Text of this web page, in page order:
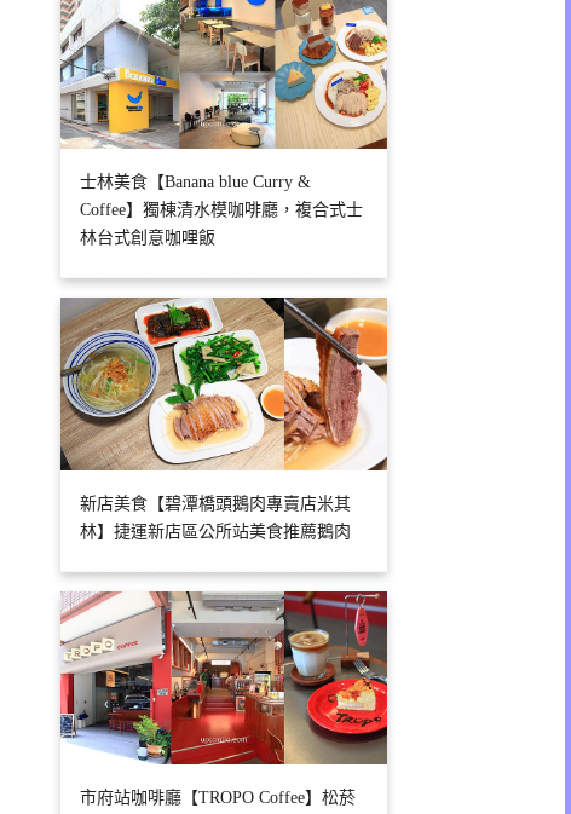
士林美食【Banana blue Curry &
Coffee】獨棟清水模咖啡廳，複合式士
林台式創意咖哩飯
新店美食【碧潭橋頭鵝肉專賣店米其
林】捷運新店區公所站美食推薦鵝肉
市府站咖啡廳【TROPO Coffee】松菸